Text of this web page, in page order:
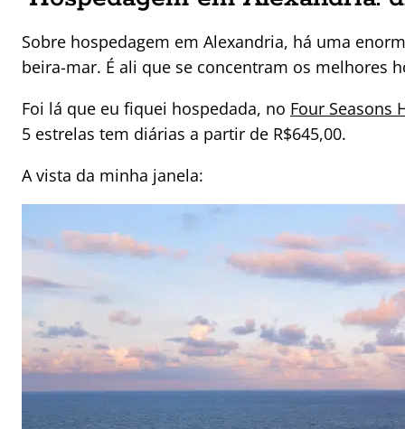
Sobre hospedagem em Alexandria, há uma
beira-mar. É ali que se concentram os melhores
Foi lá que eu fiquei hospedada, no Four Seasons
5 estrelas tem diárias a partir de R$645,00.
A vista da minha janela: